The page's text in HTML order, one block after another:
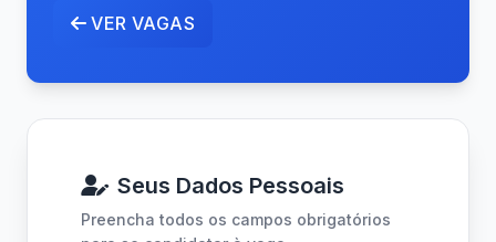
VER VAGAS
Seus Dados Pessoais
Preencha todos os campos obrigatórios